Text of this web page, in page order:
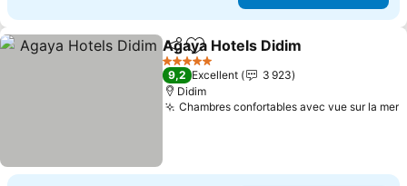
PartagerAjouter à mes favoris
Agaya Hotels Didim
5 Étoiles
9,2 Excellent
3 923
Didim
Chambres confortables avec vue sur la mer